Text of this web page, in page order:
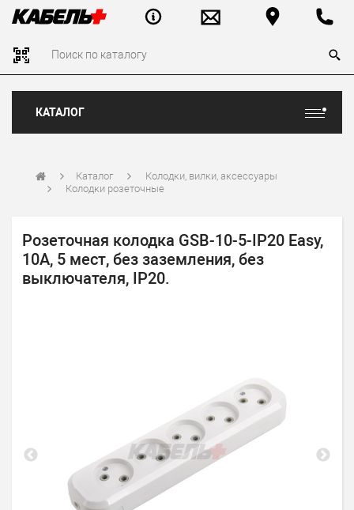
КАТАЛОГ
Каталог
Колодки, вилки, аксессуары
Колодки розеточные
Розеточная колодка GSB-10-5-IP20 Easy,
10А, 5 мест, без заземления, без
выключателя, IP20.